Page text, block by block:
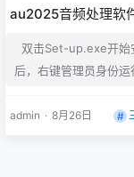
au2025音频处理软
双击Set-up.exe开始
后，右键管理员身份
ath,选择软件的安装目
admin · 8月26日